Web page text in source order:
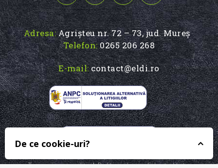
Adresa:Agrișteu nr. 72 – 73, jud. Mureș
Telefon:0265 206 268
E-mail:contact@eldi.ro
Termeni și condiții|Politica de confidențialitate
De ce cookie-uri?